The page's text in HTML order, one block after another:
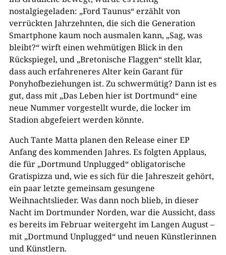
nostalgiegeladen: „Ford Taunus“ erzählt von
verrückten Jahrzehnten, die sich die Generation
Smartphone kaum noch ausmalen kann, „Sag, was
bleibt?“ wirft einen wehmütigen Blick in den
Rückspiegel, und „Bretonische Flaggen“ stellt klar,
dass auch erfahreneres Alter kein Garant für
Ponyhofbeziehungen ist. Zu schwermütig? Dann ist es
gut, dass mit „Das Leben hier ist Dortmund“ eine
neue Nummer vorgestellt wurde, die locker im
Stadion abgefeiert werden könnte.
Auch Tante Matta planen den Release einer EP
Anfang des kommenden Jahres. Es folgten Applaus,
die für „Dortmund Unplugged“ obligatorische
Gratispizza und, wie es sich für die Jahreszeit gehört,
ein paar letzte gemeinsam gesungene
Weihnachtslieder. Was dann noch blieb, in dieser
Nacht im Dortmunder Norden, war die Aussicht, dass
es bereits im Februar weitergeht im Langen August –
mit „Dortmund Unplugged“ und neuen Künstlerinnen
und Künstlern.